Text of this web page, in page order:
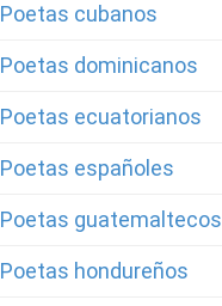
Poetas cubanos
Poetas dominicanos
Poetas ecuatorianos
Poetas españoles
Poetas guatemaltecos
Poetas hondureños